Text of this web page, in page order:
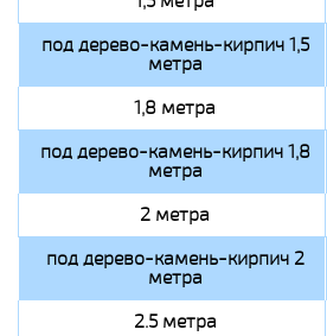
под дерево-камень-кирпич 1,5
метра
1,8 метра
под дерево-камень-кирпич 1,8
метра
2 метра
под дерево-камень-кирпич 2
метра
2.5 метра